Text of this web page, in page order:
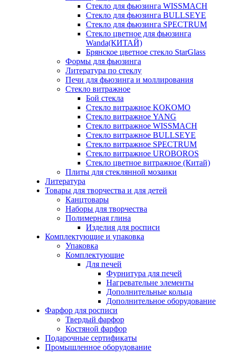
Стекло для фьюзинга WISSMACH
Стекло для фьюзинга BULLSEYE
Стекло для фьюзинга SPECTRUM
Стекло цветное для фьюзинга
Wanda(КИТАЙ)
Брянское цветное стекло StarGlass
Формы для фьюзинга
Литература по стеклу
Печи для фьюзинга и моллирования
Стекло витражное
Бой стекла
Стекло витражное KOKOMO
Стекло витражное YANG
Стекло витражное WISSMACH
Стекло витражное BULLSEYE
Стекло витражное SPECTRUM
Стекло витражное UROBOROS
Стекло цветное витражное (Китай)
Плиты для стеклянной мозаики
Литература
Товары для творчества и для детей
Канцтовары
Наборы для творчества
Полимерная глина
Изделия для росписи
Комплектующие и упаковка
Упаковка
Комплектующие
Для печей
Фурнитура для печей
Нагревательне элементы
Дополнительные кольца
Дополнительное оборудование
Фарфор для росписи
Твердый фарфор
Костяной фарфор
Подарочные сертификаты
Промышленное оборудование